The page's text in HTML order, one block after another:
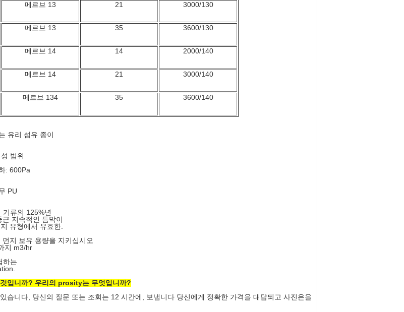
메르브 13 21 3000/130
메르브 13 35 3600/130
메르브 14 14 2000/140
메르브 14 21 3000/140
메르브 134 35 3600/140
유리 섬유 종이
범위
: 600Pa
PU
기류의 125%년
지속적인 틈막이
유형에서 유효한.
지 보유 용량을 지키십시오
지 m3/hr
하는
입니까? 우리의 prosity는 무엇입니까?
습니다, 당신의 질문 또는 조회는 12 시간에, 보냅니다 당신에게 정확한 가격을 대답되고 사진은을